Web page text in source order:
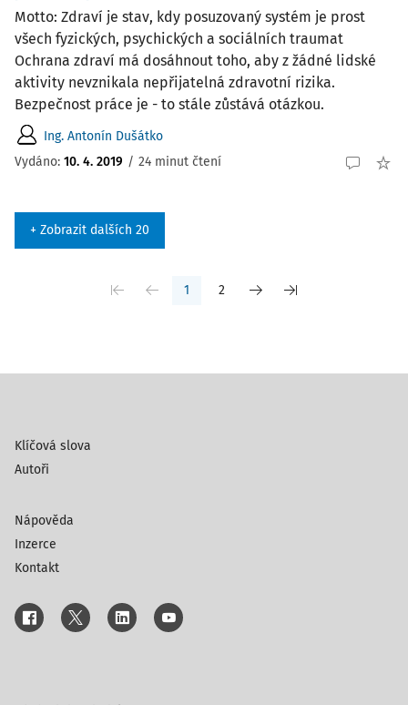
Motto: Zdraví je stav, kdy posuzovaný systém je prost
všech fyzických, psychických a sociálních traumat
Ochrana zdraví má dosáhnout toho, aby z žádné lidské
aktivity nevznikala nepřijatelná zdravotní rizika.
Bezpečnost práce je - to stále zůstává otázkou.
Ing. Antonín Dušátko
Vydáno: 10. 4. 2019 / 24 minut čtení
+ Zobrazit dalších 20
1 2
Klíčová slova
Autoři
Nápověda
Inzerce
Kontakt